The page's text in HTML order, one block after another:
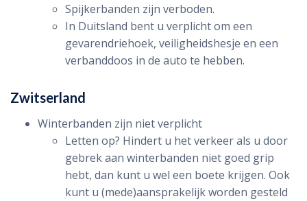
Spijkerbanden zijn verboden.
In Duitsland bent u verplicht om een
gevarendriehoek, veiligheidshesje en een
verbanddoos in de auto te hebben.
Zwitserland
Winterbanden zijn niet verplicht
Letten op? Hindert u het verkeer als u door
gebrek aan winterbanden niet goed grip
hebt, dan kunt u wel een boete krijgen. Ook
kunt u (mede)aansprakelijk worden gesteld